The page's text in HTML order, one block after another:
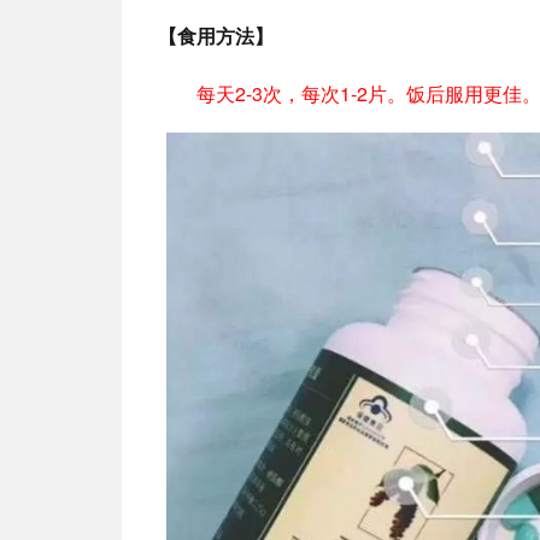
【食用方法】
每天2-3次，每次1-2片。饭后服用更佳。